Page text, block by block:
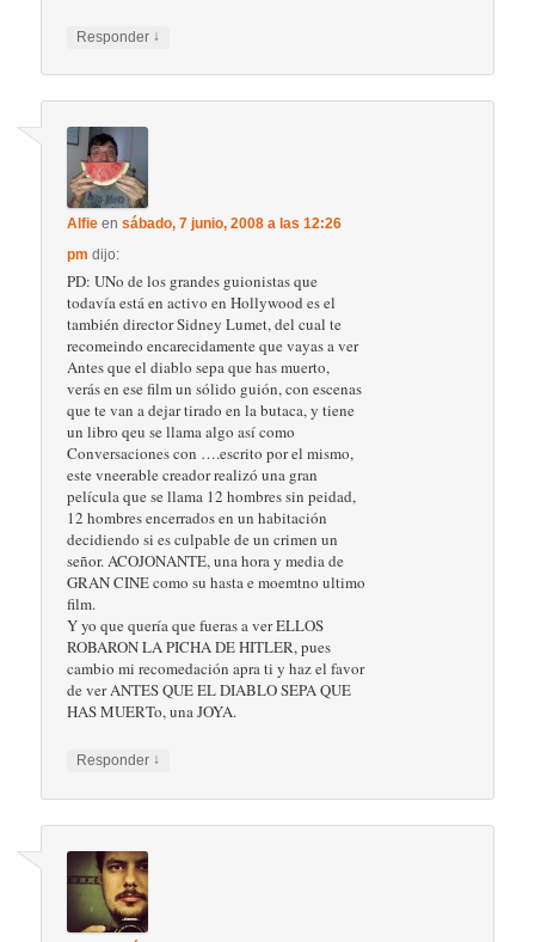
Responder ↓
Alfie ensábado, 7 junio, 2008 a las 12:26
pm dijo:
PD: UNo de los grandes guionistas que
todavía está en activo en Hollywood es el
también director Sidney Lumet, del cual te
recomeindo encarecidamente que vayas a ver
Antes que el diablo sepa que has muerto,
verás en ese film un sólido guión, con escenas
que te van a dejar tirado en la butaca, y tiene
un libro qeu se llama algo así como
Conversaciones con ….escrito por el mismo,
este vneerable creador realizó una gran
película que se llama 12 hombres sin peidad,
12 hombres encerrados en un habitación
decidiendo si es culpable de un crimen un
señor. ACOJONANTE, una hora y media de
GRAN CINE como su hasta e moemtno ultimo
film.
Y yo que quería que fueras a ver ELLOS
ROBARON LA PICHA DE HITLER, pues
cambio mi recomedación apra ti y haz el favor
de ver ANTES QUE EL DIABLO SEPA QUE
HAS MUERTo, una JOYA.
Responder ↓